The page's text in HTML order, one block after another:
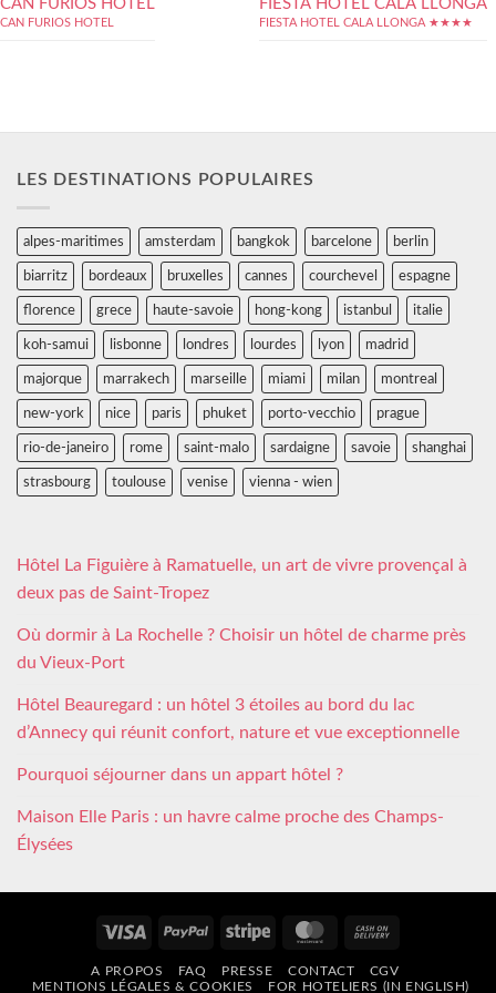
CAN FURIOS HOTEL
CAN FURIOS HOTEL
FIESTA HOTEL CALA LLONGA
FIESTA HOTEL CALA LLONGA ★★★★
LES DESTINATIONS POPULAIRES
alpes-maritimes amsterdam bangkok barcelone berlin
biarritz bordeaux bruxelles cannes courchevel espagne
florence grece haute-savoie hong-kong istanbul italie
koh-samui lisbonne londres lourdes lyon madrid
majorque marrakech marseille miami milan montreal
new-york nice paris phuket porto-vecchio prague
rio-de-janeiro rome saint-malo sardaigne savoie shanghai
strasbourg toulouse venise vienna - wien
Hôtel La Figuière à Ramatuelle, un art de vivre provençal à
deux pas de Saint-Tropez
Où dormir à La Rochelle ? Choisir un hôtel de charme près
du Vieux-Port
Hôtel Beauregard : un hôtel 3 étoiles au bord du lac
d’Annecy qui réunit confort, nature et vue exceptionnelle
Pourquoi séjourner dans un appart hôtel ?
Maison Elle Paris : un havre calme proche des Champs-
Élysées
Visa PayPal Stripe MasterCard
Delivery
A PROPOS FAQ PRESSE CONTACT
CGV
MENTIONS LÉGALES & COOKIES
FOR HOTELIERS (IN ENGLISH)